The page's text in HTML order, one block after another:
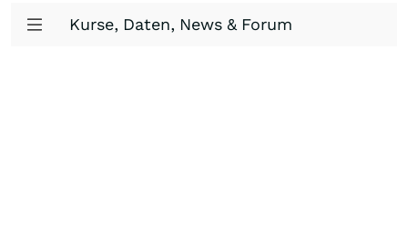
Kurse, Daten, News & Forum